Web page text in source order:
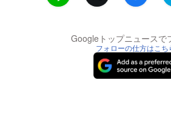
Googleトップニュースで
フォローの仕方はこち